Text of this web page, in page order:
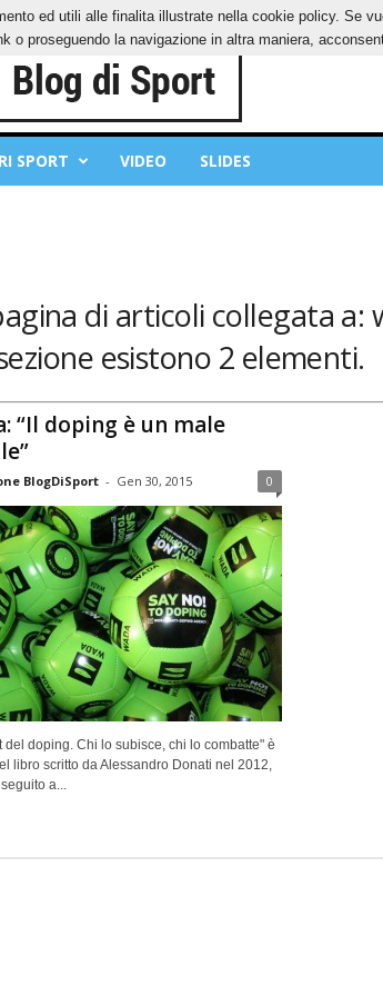
SPORT VIDEO SLIDES
di articoli collegata a:
esistono 2 elementi.
“Il doping è un male
BlogDiSport - Gen 30, 2015 0
del doping. Chi lo subisce, chi lo combatte" è
libro scritto da Alessandro Donati nel 2012,
a...
ed utili alle finalita illustrate nella cookie policy. Se
o proseguendo la navigazione in altra maniera,